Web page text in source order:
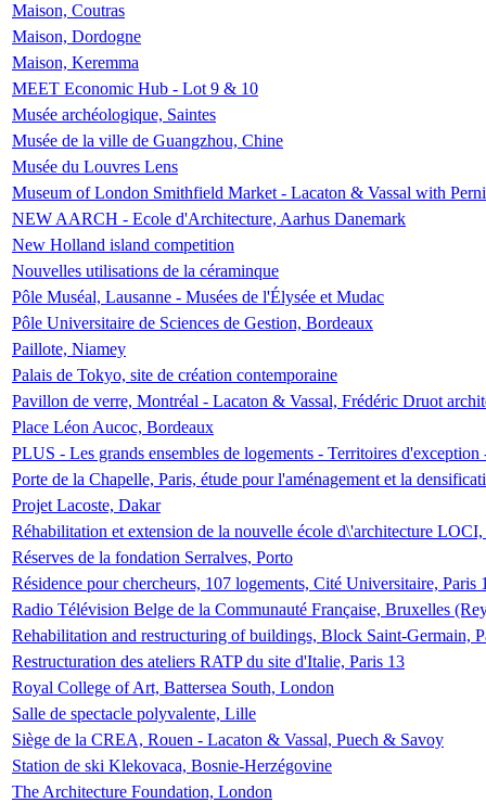
Maison, Coutras
Maison, Dordogne
Maison, Keremma
MEET Economic Hub - Lot 9 & 10
Musée archéologique, Saintes
Musée de la ville de Guangzhou, Chine
Musée du Louvres Lens
Museum of London Smithfield Market - Lacaton & Vassal with
NEW AARCH - Ecole d'Architecture, Aarhus Danemark
New Holland island competition
Nouvelles utilisations de la céraminque
Pôle Muséal, Lausanne - Musées de l'Élysée et Mudac
Pôle Universitaire de Sciences de Gestion, Bordeaux
Paillote, Niamey
Palais de Tokyo, site de création contemporaine
Pavillon de verre, Montréal - Lacaton & Vassal, Frédéric Druot
Place Léon Aucoc, Bordeaux
PLUS - Les grands ensembles de logements - Territoires
Porte de la Chapelle, Paris, étude pour l'aménagement et la
Projet Lacoste, Dakar
Réhabilitation et extension de la nouvelle école d\'architecture
Réserves de la fondation Serralves, Porto
Résidence pour chercheurs, 107 logements, Cité Universitaire, Paris
Radio Télévision Belge de la Communauté Française, Bruxelles
Rehabilitation and restructuring of buildings, Block Saint-Germain,
Restructuration des ateliers RATP du site d'Italie, Paris 13
Royal College of Art, Battersea South, London
Salle de spectacle polyvalente, Lille
Siège de la CREA, Rouen - Lacaton & Vassal, Puech & Savoy
Station de ski Klekovaca, Bosnie-Herzégovine
The Architecture Foundation, London